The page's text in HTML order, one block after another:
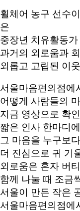
휠체어 농구 선수
은
중장년 치유활동
과거의 외로움과
외롭고 고립된 이
서울마음편의점에
어떻게 사람들의
지금 영상으로 확
짧은 인사 한마디
그 마음을 누구보
더 진심으로 귀 기
외로움은 혼자 버
함께 나눌 때 조금
서울이 만든 작은
서울마음편의점에